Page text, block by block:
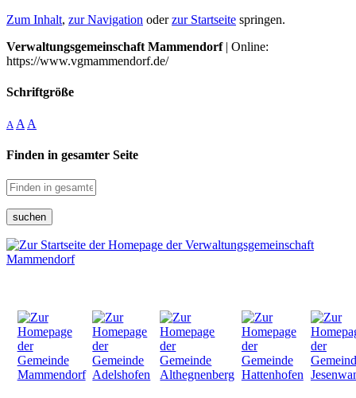
Zum Inhalt, zur Navigation oderzur Startseite springen.
Verwaltungsgemeinschaft Mammendorf| Online:
https://www.vgmammendorf.de/
Schriftgröße
A A A
Finden in gesamter Seite
suchen